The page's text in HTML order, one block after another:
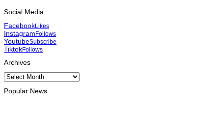
Social Media
FacebookLikes
InstagramFollows
YoutubeSubscribe
TiktokFollows
Archives
Archives
Popular News